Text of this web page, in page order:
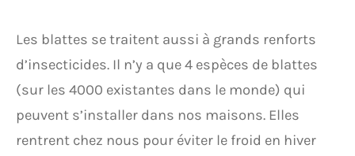
Les blattes se traitent aussi à grands renforts
d’insecticides. Il n’y a que 4 espèces de blattes
(sur les 4000 existantes dans le monde) qui
peuvent s’installer dans nos maisons. Elles
rentrent chez nous pour éviter le froid en hiver